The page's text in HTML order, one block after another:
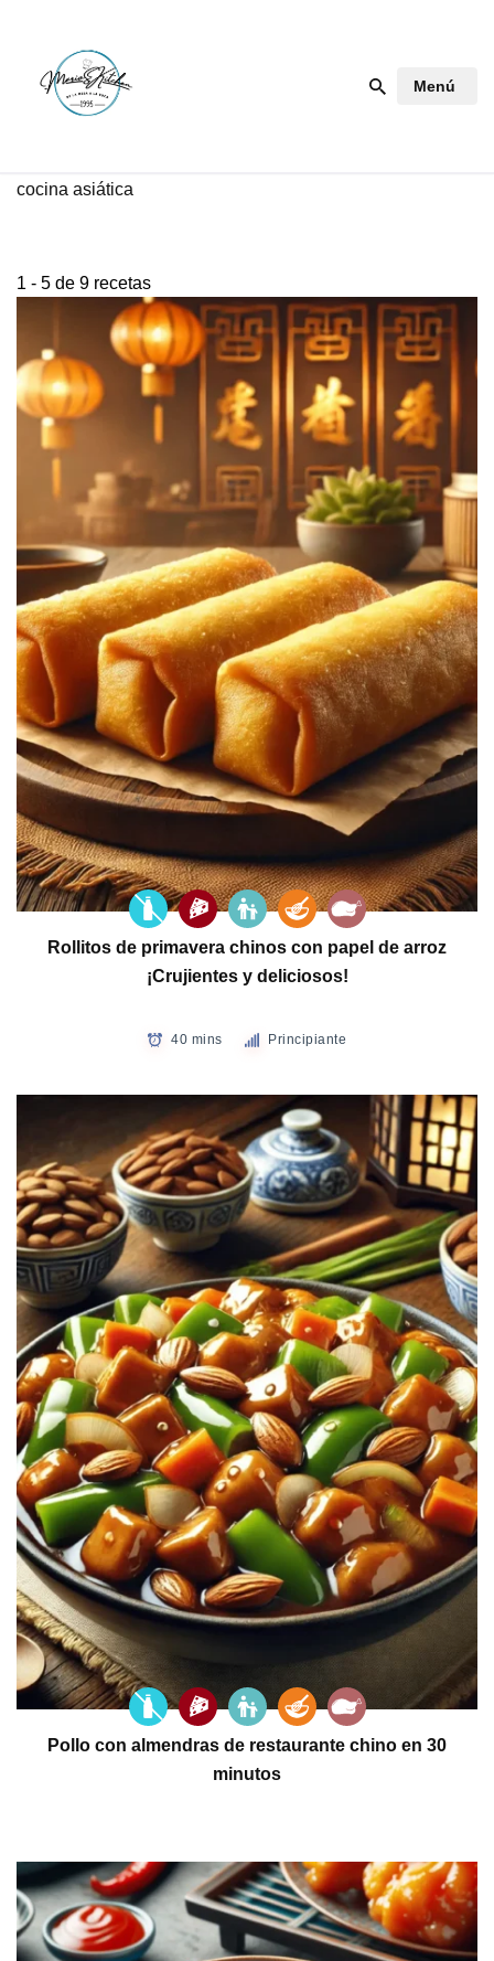
Saltar
contenido
Menú
cocina asiática
1 - 5 de 9 recetas
Rollitos de primavera chinos con papel de arroz
¡Crujientes y deliciosos!
40 mins Principiante
Pollo con almendras de restaurante chino en 30
minutos